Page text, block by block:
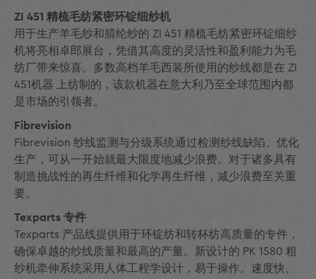
ZI 451 精梳毛纺紧密环锭细纱机
用于生产羊毛纱和腈纶纱的 ZI 451 精梳毛纺紧密环锭细纱
机将亮相卓郎展台，凭借其高度的灵活性和盈利能力为毛
纺厂带来惊喜。多数高档羊毛西装所使用的纱线都是在 ZI
451机器 上纺制的，该款机器在意大利乃至全球范围内都
是市场的引领者。
Fibrevision
Fibrevision 纱线监测与分级系统通过检测纱线缺陷、优化
生产，可从一开始就最大限度地减少浪费。对于诸多具有
制造挑战性的再生纤维和化学再生纤维，减少浪费至关重
要。
Texparts 专件
Texparts 产品线提供用于环锭纺和转杯纺高质量的专件，
确保卓越的纱线质量和最高的产量。新设计的 PK 1580 粗
纱机牵伸系统采用人体工程学设计，易于操作。速度快、